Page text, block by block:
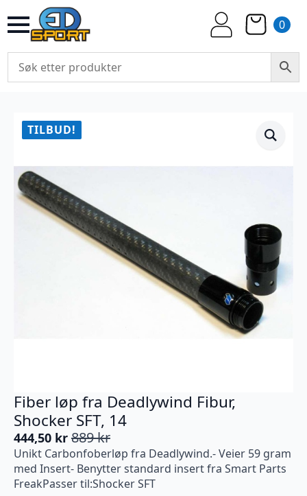
0
TILBUD!
Fiber løp fra Deadlywind Fibur,
Shocker SFT, 14
889kr
Opprinnelig
pris
var:
889 kr.
444,50 kr
Nåværende
pris
er:
444,50 kr.
Unikt Carbonfoberløp fra Deadlywind.- Veier 59 gram
med Insert- Benytter standard insert fra Smart Parts
FreakPasser til:Shocker SFT